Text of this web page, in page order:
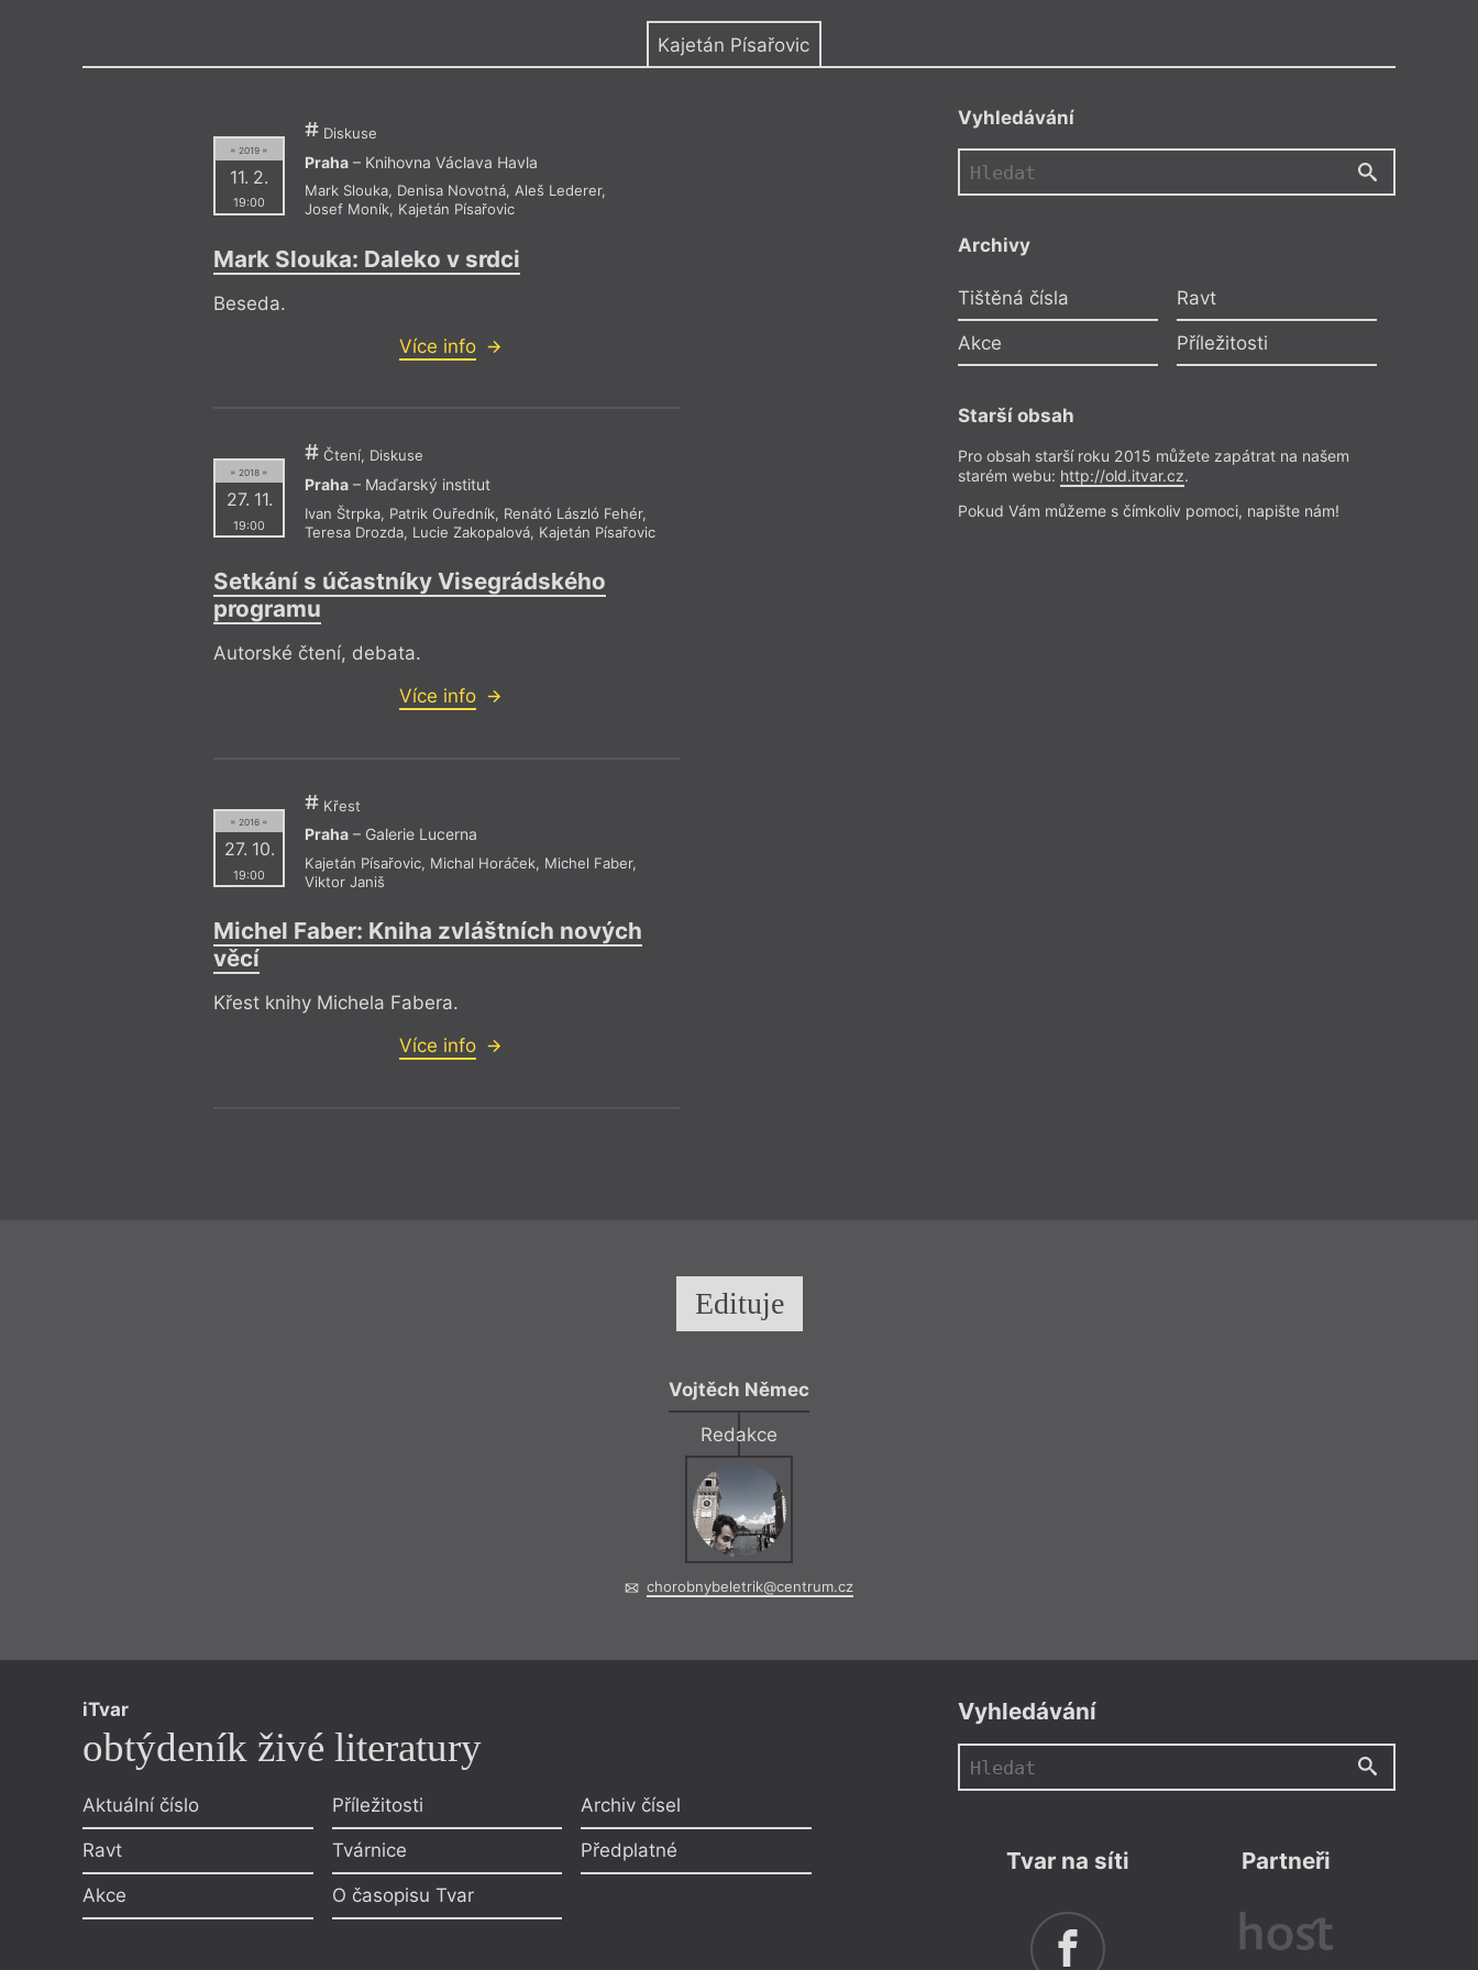
Kajetán Písařovic
= 2019 =
11. 2.
19:00
Diskuse
Praha– Knihovna Václava Havla
Mark Slouka, Denisa Novotná, Aleš Lederer,
Josef Moník, Kajetán Písařovic
Mark Slouka: Daleko v srdci
Beseda.
Více info
= 2018 =
27. 11.
19:00
Čtení, Diskuse
Praha– Maďarský institut
Ivan Štrpka, Patrik Ouředník, Renátó László Fehér,
Teresa Drozda, Lucie Zakopalová, Kajetán Písařovic
Setkání s účastníky Visegrádského
programu
Autorské čtení, debata.
Více info
= 2016 =
27. 10.
19:00
Křest
Praha– Galerie Lucerna
Kajetán Písařovic, Michal Horáček, Michel Faber,
Viktor Janiš
Michel Faber: Kniha zvláštních nových
věcí
Křest knihy Michela Fabera.
Více info
Vyhledávání
Archivy
Tištěná čísla Ravt
Akce Příležitosti
Starší obsah
Pro obsah starší roku 2015 můžete zapátrat na našem
starém webu: http://old.itvar.cz.
Pokud Vám můžeme s čímkoliv pomoci, napište nám!
Edituje
Vojtěch Němec
Redakce
chorobnybeletrik@centrum.cz
iTvar
obtýdeník živé literatury
Aktuální číslo
Ravt
Akce
Příležitosti
Tvárnice
O časopisu Tvar
Archiv čísel
Předplatné
Vyhledávání
Tvar na síti Partneři